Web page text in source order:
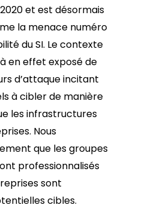
et est désormais
la menace numéro
du SI. Le contexte
en effet exposé de
d’attaque incitant
à cibler de manière
les infrastructures
Nous
que les groupes
professionnalisés
sont
cibles.